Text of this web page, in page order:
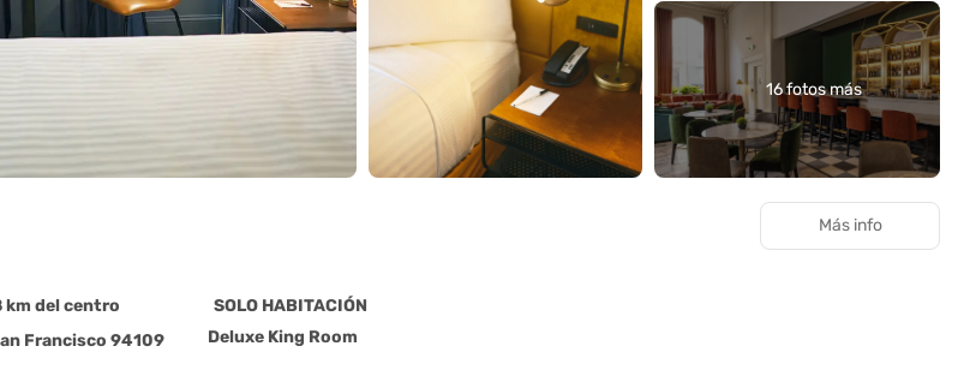
16 fotos más
km del centro
SOLO HABITACIÓN
Francisco 94109
Deluxe King Room
Más info